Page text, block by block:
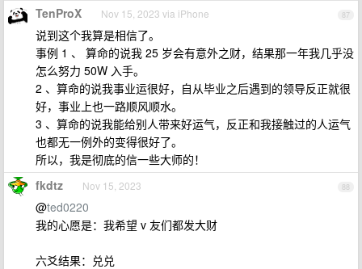
87
TenProX Nov 15, 2023 via iPhone
说到这个我算是相信了。
事例 1 、 算命的说我 25 岁会有意外之财，结果那一年我几乎没
怎么努力 50W 入手。
2 、算命的说我事业运很好，自从毕业之后遇到的领导反正就很
好，事业上也一路顺风顺水。
3 、算命的说我能给别人带来好运气，反正和我接触过的人运气
也都无一例外的变得很好了。
所以，我是彻底的信一些大师的！
88
fkdtz Nov 15, 2023
@ted0220
我的心愿是：我希望 v 友们都发大财
六爻结果：兑兑